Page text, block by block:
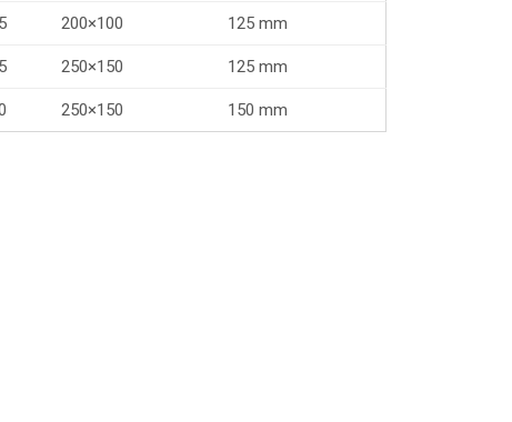
200×100 125 mm
250×150 125 mm
250×150 150 mm